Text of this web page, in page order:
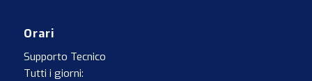
Orari
Supporto Tecnico
Tutti i giorni: